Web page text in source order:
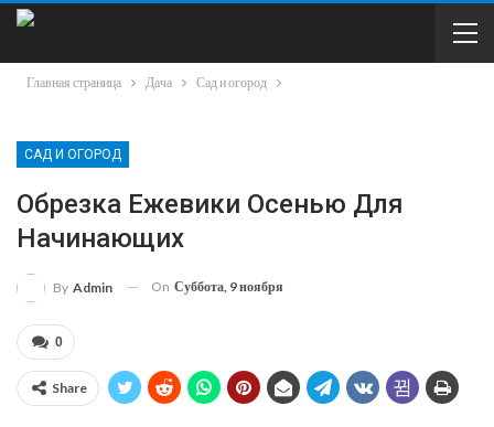
Главная страница Дача Сад и огород
САД И ОГОРОД
Обрезка Ежевики Осенью Для
Начинающих
By Admin On Суббота, 9 ноября
0
Share